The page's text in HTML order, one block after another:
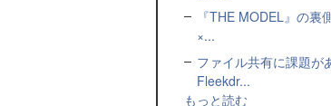
『THE MODEL』の
×...
ファイル共有に課題が
Fleekdr...
もっと読む